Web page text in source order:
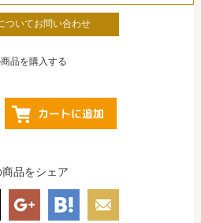
ついてお問い合わせ
商品を購入する
商品をシェア